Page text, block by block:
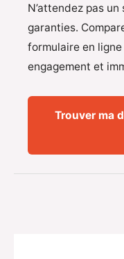
N’attendez pas
garanties.
formulaire en
engagement et
Trouver ma